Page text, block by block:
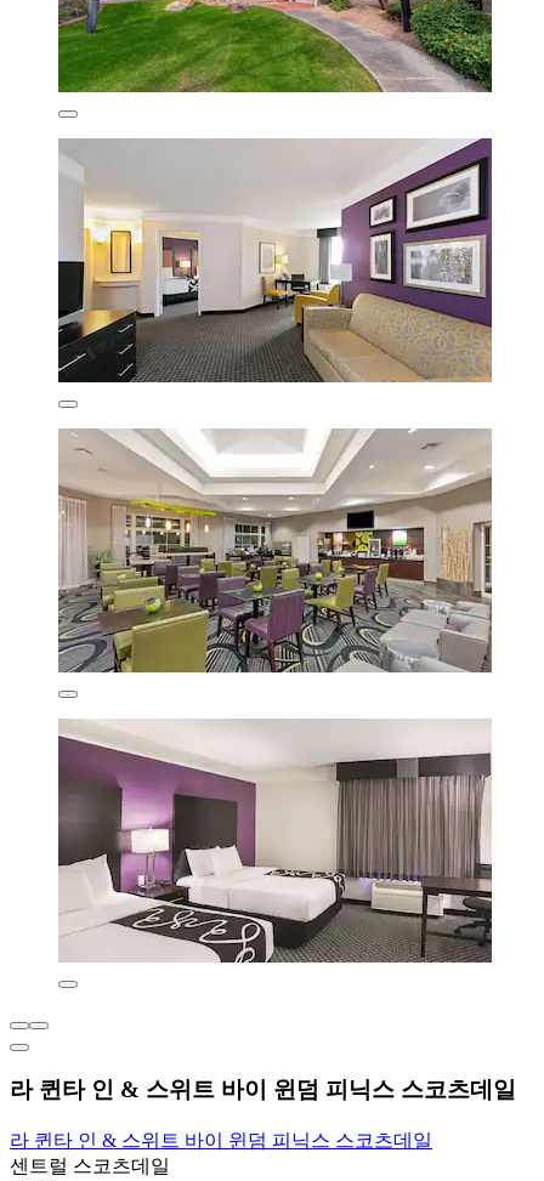
라 퀸타 인 & 스위트 바이 윈덤 피닉스 스코츠데일
라 퀸타 인 & 스위트 바이 윈덤 피닉스 스코츠데일
센트럴 스코츠데일